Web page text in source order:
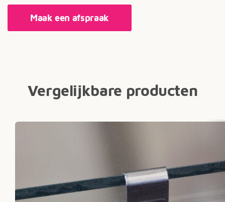
Maak een afspraak
Vergelijkbare producten